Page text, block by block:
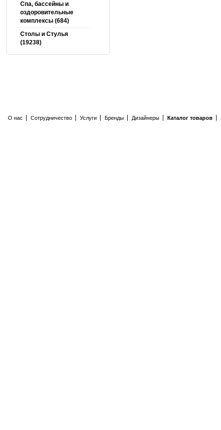
Спа, бассейны и
оздоровительные
комплексы (684)
Столы и Cтулья
(19238)
О нас Сотрудничество Услуги Бренды Дизайнеры Каталог товаров